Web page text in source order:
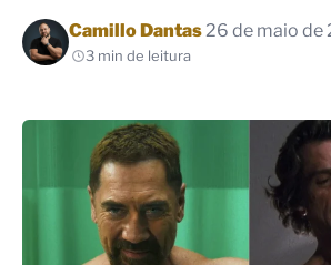
Por
Camillo Dantas26 de maio de
3 min de leitura